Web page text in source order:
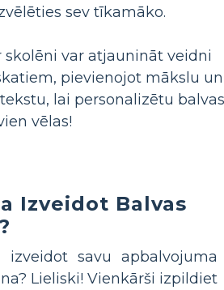
sev tīkamāko.
skolēni var atjaunināt veidni
pievienojot mākslu un
lai personalizētu balvas
vēlas!
Izveidot Balvas
savu apbalvojuma
Lieliski! Vienkārši izpildiet